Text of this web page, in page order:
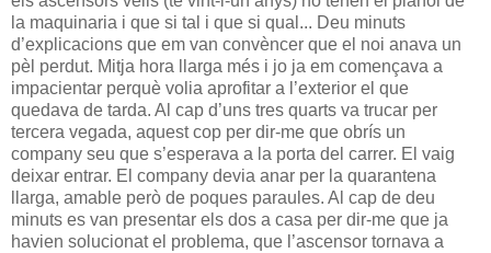
la maquinaria i que si tal i que si qual... Deu minuts
d’explicacions que em van convèncer que el noi anava un
pèl perdut. Mitja hora llarga més i jo ja em començava a
impacientar perquè volia aprofitar a l’exterior el que
quedava de tarda. Al cap d’uns tres quarts va trucar per
tercera vegada, aquest cop per dir-me que obrís un
company seu que s’esperava a la porta del carrer. El vaig
deixar entrar. El company devia anar per la quarantena
llarga, amable però de poques paraules. Al cap de deu
minuts es van presentar els dos a casa per dir-me que ja
havien solucionat el problema, que l’ascensor tornava a